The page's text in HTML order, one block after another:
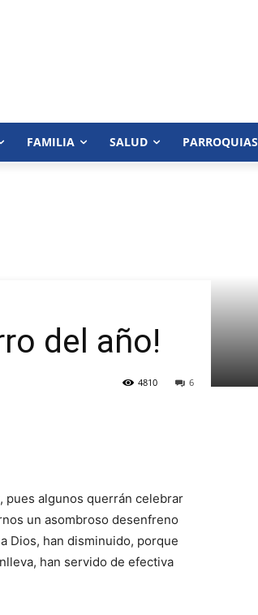
FAMILIA SALUD PARROQUIAS
del año!
6
4810
pues algunos querrán celebrar
un asombroso desenfreno
Dios, han disminuido, porque
han servido de efectiva